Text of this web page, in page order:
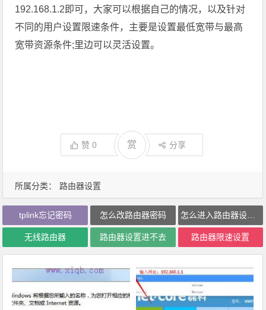
所属分类： 路由器设置
192.168.1.2即可，大家可以根据自己的情况，以及针对
不同的用户设置限速条件，主要是设置最低宽带与最高
宽带资源条件;里边可以灵活设置。
赞0 赏 分享
tplink忘记密码 怎么改路由器密码 怎么进入路由器设置界面
无线路由器 路由器设置进不去 路由器限速设置